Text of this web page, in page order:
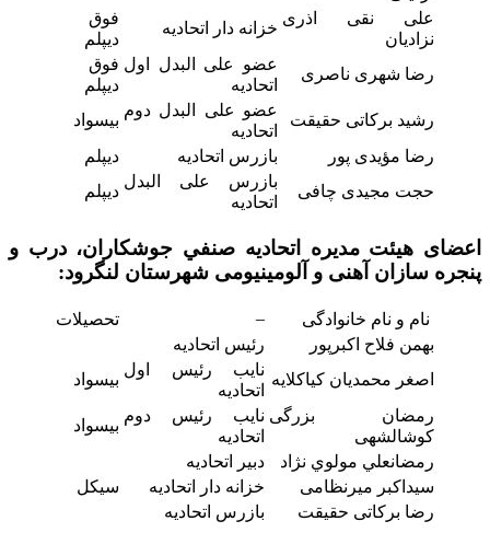
علی نقی اذری
نزادیان
خزانه دار اتحادیه
فوق
دیپلم
رضا شهری ناصری
عضو علی البدل اول
اتحادیه
فوق
دیپلم
رشید برکاتی حقیقت
عضو علی البدل دوم
اتحادیه
بیسواد
رضا مؤیدی پور
بازرس اتحادیه
دیپلم
حجت مجیدی چافی
بازرس علی البدل
اتحادیه
دیپلم
اعضای هیئت مدیره اتحاديه صنفي جوشکاران، درب و
پنجره سازان آهنی و آلومینیومی شهرستان لنگرود:
نام و نام خانوادگی –
تحصیلات
بهمن فلاح اکبرپور
رئیس اتحادیه
اصغر محمدیان کیاکلایه
نایب رئیس اول
اتحادیه
بیسواد
رمضان بزرگی
کوشالشهی
نایب رئیس دوم
اتحادیه
بیسواد
رمضانعلي مولوي نژاد
دبیر اتحادیه
سیداکبر میرنظامی
خزانه دار اتحادیه
سیکل
رضا برکاتی حقیقت
بازرس اتحادیه